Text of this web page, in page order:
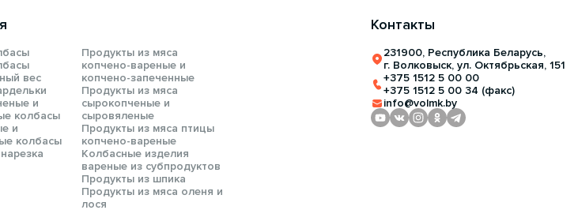
вес
и
колбасы
и
колбасы
Продукты из мяса
копчено-вареные и
копчено-запеченные
Продукты из мяса
сырокопченые и
сыровяленые
Продукты из мяса птицы
копчено-вареные
Колбасные изделия
вареные из субпродуктов
Продукты из шпика
Продукты из мяса оленя и
лося
Контакты
231900, Республика Беларусь,
г. Волковыск, ул. Октябрьская, 151
+375 1512 5 00 00
+375 1512 5 00 34 (факс)
info@volmk.by